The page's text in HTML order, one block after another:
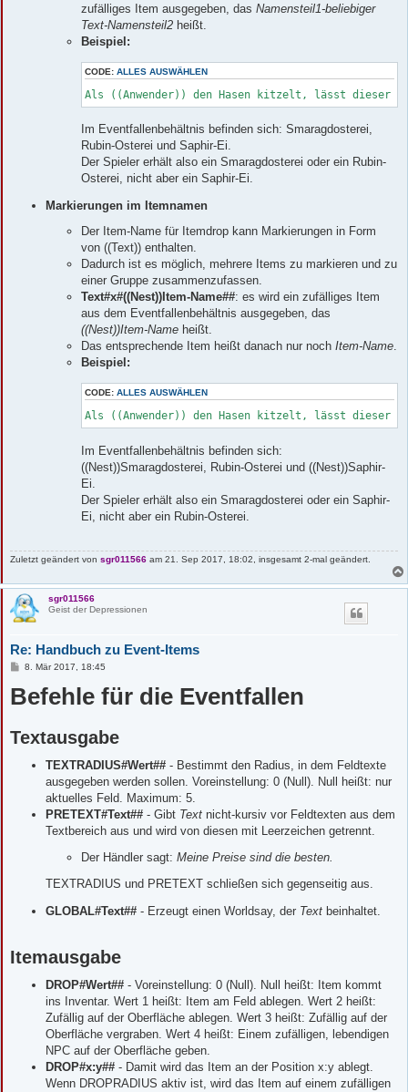
zufälliges Item ausgegeben, das Namensteil1-beliebiger
Text-Namensteil2 heißt.
Beispiel:
CODE: ALLES AUSWÄHLEN
Als ((Anwender)) den Hasen kitzelt, lässt dieser
Im Eventfallenbehältnis befinden sich: Smaragdosterei,
Rubin-Osterei und Saphir-Ei.
Der Spieler erhält also ein Smaragdosterei oder ein Rubin-
Osterei, nicht aber ein Saphir-Ei.
Markierungen im Itemnamen
Der Item-Name für Itemdrop kann Markierungen in Form
von ((Text)) enthalten.
Dadurch ist es möglich, mehrere Items zu markieren und zu
einer Gruppe zusammenzufassen.
Text#x#((Nest))Item-Name##: es wird ein zufälliges Item
aus dem Eventfallenbehältnis ausgegeben, das
((Nest))Item-Name heißt.
Das entsprechende Item heißt danach nur noch Item-Name.
Beispiel:
CODE: ALLES AUSWÄHLEN
Als ((Anwender)) den Hasen kitzelt, lässt dieser
Im Eventfallenbehältnis befinden sich:
((Nest))Smaragdosterei, Rubin-Osterei und ((Nest))Saphir-
Ei.
Der Spieler erhält also ein Smaragdosterei oder ein Saphir-
Ei, nicht aber ein Rubin-Osterei.
Zuletzt geändert von sgr011566 am 21. Sep 2017, 18:02, insgesamt 2-mal geändert.
sgr011566
Geist der Depressionen
Re: Handbuch zu Event-Items
B
i
t
g
8. Mär 2017, 18:45
Befehle für die Eventfallen
Textausgabe
TEXTRADIUS#Wert## - Bestimmt den Radius, in dem Feldtexte
ausgegeben werden sollen. Voreinstellung: 0 (Null). Null heißt: nur
aktuelles Feld. Maximum: 5.
PRETEXT#Text## - Gibt Text nicht-kursiv vor Feldtexten aus dem
Textbereich aus und wird von diesen mit Leerzeichen getrennt.
Der Händler sagt: Meine Preise sind die besten.
TEXTRADIUS und PRETEXT schließen sich gegenseitig aus.
GLOBAL#Text## - Erzeugt einen Worldsay, der Text beinhaltet.
Itemausgabe
DROP#Wert## - Voreinstellung: 0 (Null). Null heißt: Item kommt
ins Inventar. Wert 1 heißt: Item am Feld ablegen. Wert 2 heißt:
Zufällig auf der Oberfläche ablegen. Wert 3 heißt: Zufällig auf der
Oberfläche vergraben. Wert 4 heißt: Einem zufälligen, lebendigen
NPC auf der Oberfläche geben.
DROP#x:y## - Damit wird das Item an der Position x:y ablegt.
Wenn DROPRADIUS aktiv ist, wird das Item auf einem zufälligen